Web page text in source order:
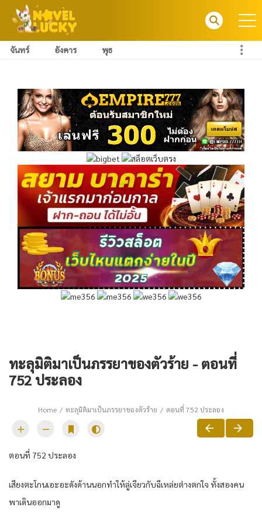
จันทร์ อังคาร พุธ
ทะลุมิติมาเป็นภรรยาของตัวร้าย - ตอนที่
752 ประลอง
Home ทะลุมิติมาเป็นภรรยาของตัวร้าย ตอนที่ 752 ประลอง
ตอนที่ 752 ประลอง
เสียงตะโกนเอะอะดังด้านนอกทำให้ลู่เจียวกับฉีเหล่ยต่างตกใจ ทั้งสองคน
พาเดินออกมาดู